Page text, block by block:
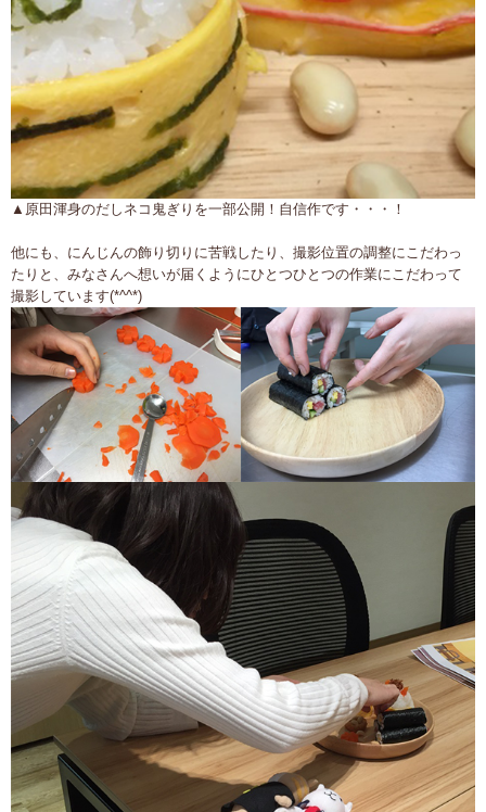
▲原田渾身のだしネコ鬼ぎりを一部公開！自信作です・・・！
他にも、にんじんの飾り切りに苦戦したり、撮影位置の調整にこだわっ
たりと、みなさんへ想いが届くようにひとつひとつの作業にこだわって
撮影しています(*^^*)